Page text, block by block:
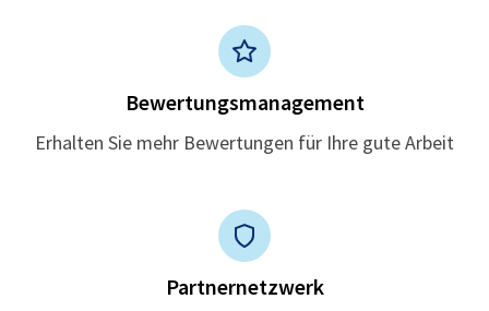
Bewertungsmanagement
Erhalten Sie mehr Bewertungen für Ihre gute Arbeit
Partnernetzwerk